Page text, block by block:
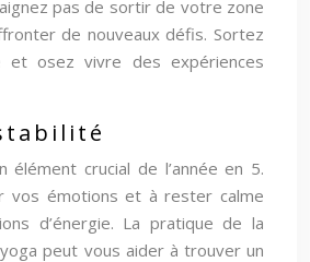
pas de sortir de votre zone
de nouveaux défis. Sortez
et osez vivre des expériences
élément crucial de l’année en 5.
vos émotions et à rester calme
d’énergie. La pratique de la
peut vous aider à trouver un